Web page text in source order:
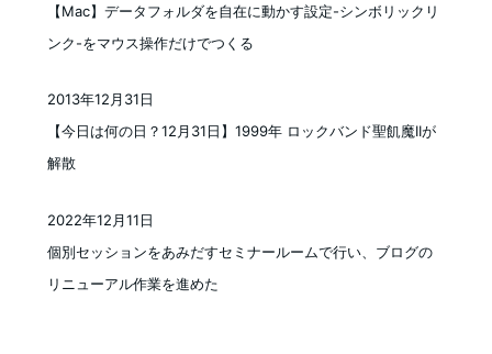
【Mac】データフォルダを自在に動かす設定-シンボリックリ
ンク-をマウス操作だけでつくる
【今日は何の日？12月31日】1999年 ロックバンド聖飢魔IIが
解散
2013年12月31日
個別セッションをあみだすセミナールームで行い、ブログの
リニューアル作業を進めた
2022年12月11日